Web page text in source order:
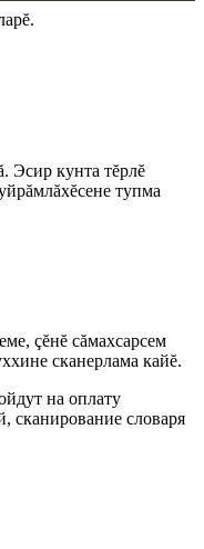
Эсир кунта тĕрлĕ
тупма
çĕнĕ сăмахсарсем
сканерлама кайĕ.
на оплату
сканирование словаря